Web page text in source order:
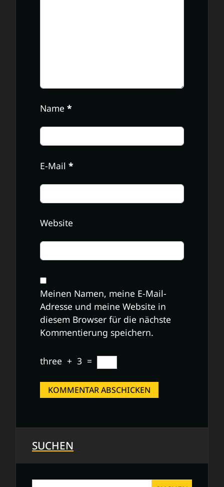
Name *
E-Mail *
Website
Meinen Namen, meine E-Mail-
Adresse und meine Website in
diesem Browser für die nächste
Kommentierung speichern.
three + 3 =
SUCHEN